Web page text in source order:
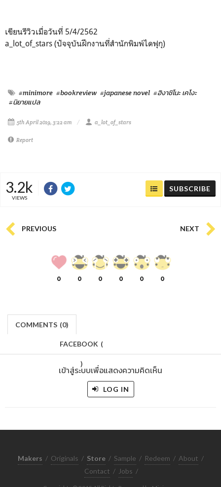
เขียนรีวิวเมื่อวันที่ 5/4/2562
a_lot_of_stars (ปัจจุบันฝึกงานที่สำนักพิมพ์ไดฟุกุ)
#minimore #bookreview #japanese novel #ฮิงาชิโนะ เคโงะ
#นิยายแปล
5th April 2019, 3:22 am a_lot_of_stars
Report
3.2k
VIEWS
SUBSCRIBE
PREVIOUS NEXT
0 0 0 0 0 0
COMMENTS (0)
FACEBOOK (
)
เข้าสู่ระบบเพื่อแสดงความคิดเห็น
LOG IN
Makers / Originals / Store / Sample / Redeem / About /
Contact / Jobs /